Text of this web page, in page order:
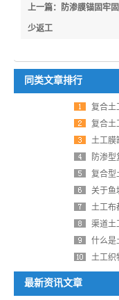
达成
上一篇：防渗膜锚固牢
少返工
同类文章排行
复合土
关于鱼
土工布
什么是
最新资讯文章